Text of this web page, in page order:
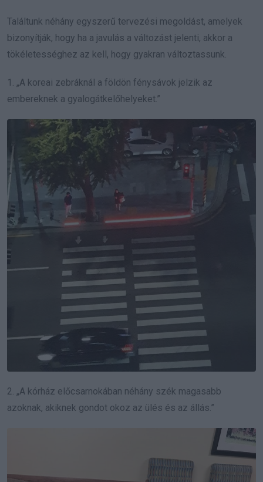
Találtunk néhány egyszerű tervezési megoldást, amelyek
bizonyítják, hogy ha a javulás a változást jelenti, akkor a
tökéletességhez az kell, hogy gyakran változtassunk.
1. „A koreai zebráknál a földön fénysávok jelzik az
embereknek a gyalogátkelőhelyeket.”
2. „A kórház előcsarnokában néhány szék magasabb
azoknak, akiknek gondot okoz az ülés és az állás.”